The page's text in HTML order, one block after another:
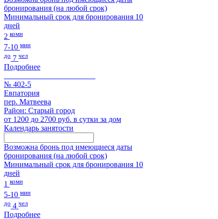
бронирования (на любой срок)
Минимальный срок для бронирования 10
дней
2 комн
7-10 мин
до 7 чел
Подробнее
№ 402-5
Евпатория
пер. Матвеева
Район: Старый город
от 1200 до 2700 руб. в сутки за дом
Календарь занятости
Возможна бронь под имеющиеся даты
бронирования (на любой срок)
Минимальный срок для бронирования 10
дней
1 комн
5-10 мин
до 4 чел
Подробнее